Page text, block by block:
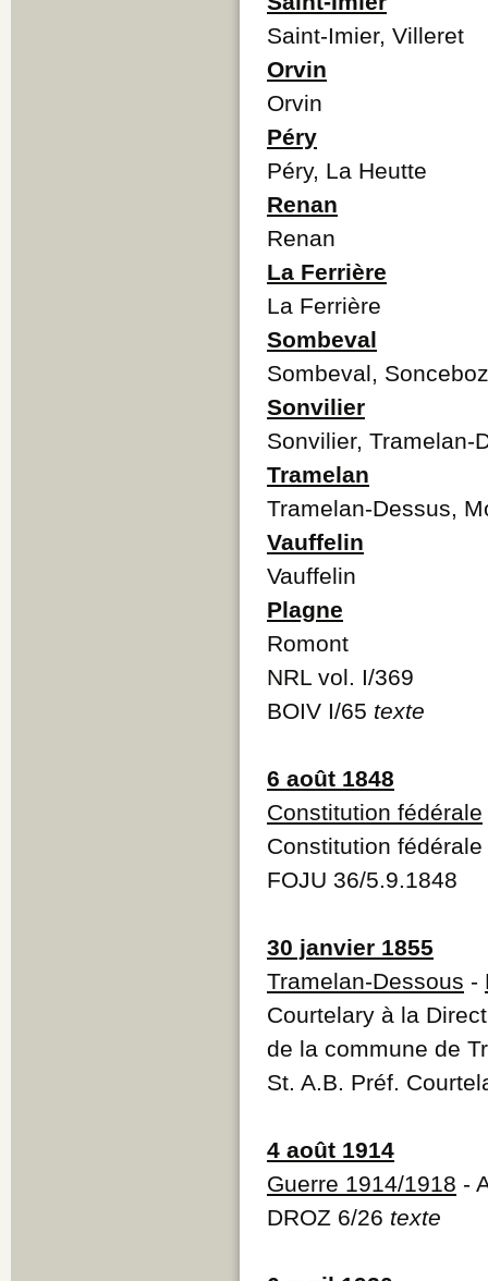
Saint-Imier, Villeret
Orvin
Orvin
Péry
Péry, La Heutte
Renan
Renan
La Ferrière
La Ferrière
Sombeval
Sombeval, Sonceboz
Sonvilier
Sonvilier, Tramelan-
Tramelan
Tramelan-Dessus,
Vauffelin
Vauffelin
Plagne
Romont
NRL vol. I/369
BOIV I/65 texte
6 août 1848
Constitution fédérale
Constitution
FOJU 36/5.9.1848
30 janvier 1855
Tramelan-Dessous -
Courtelary à la
de la commune de
St. A.B. Préf.
4 août 1914
Guerre 1914/1918 -
DROZ 6/26 texte